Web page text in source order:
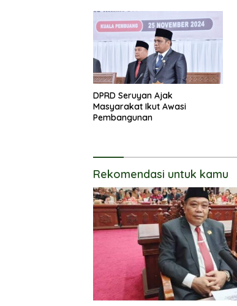
DPRD Seruyan Ajak
Masyarakat Ikut Awasi
Pembangunan
Rekomendasi untuk kamu